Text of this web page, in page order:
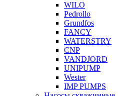
WILO
Pedrollo
Grundfos
FANCY
WATERSTRY
CNP
VANDJORD
UNIPUMP
Wester
IMP PUMPS